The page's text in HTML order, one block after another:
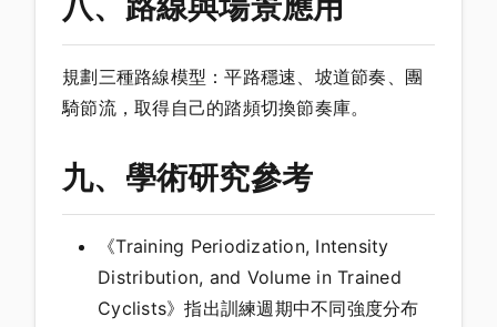
規劃三種路線模型：平路穩速、坡道節奏、團
騎節流，取得自己的踏頻切換節奏庫。
九、學術研究參考
《Training Periodization, Intensity
Distribution, and Volume in Trained
Cyclists》指出訓練週期中不同強度分布